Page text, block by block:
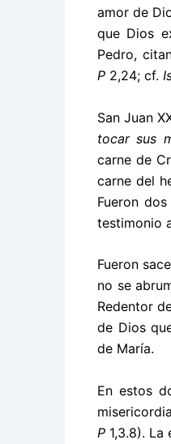
amor de
que Dios
Pedro,
P 2,24; cf.
San Juan
tocar sus
carne de
carne del
Fueron
testimonio
Fueron
no se
Redentor
de Dios
de María.
En estos
P 1,3.8).